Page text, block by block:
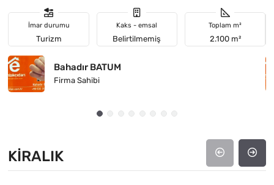
İmar durumu
Turizm
Kaks - emsal
Belirtilmemiş
Toplam m²
2.100 m²
Bahadır BATUM
Firma Sahibi
KIRALIK